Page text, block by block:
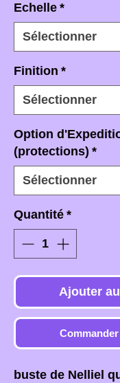
Echelle *
Finition *
Option
(protections) *
Quantité *
Ajouter
buste de Nelliel